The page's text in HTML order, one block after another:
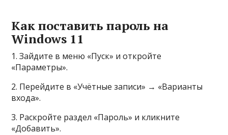
Как поставить пароль на
Windows 11
1. Зайдите в меню «Пуск» и откройте
«Параметры».
2. Перейдите в «Учётные записи» → «Варианты
входа».
3. Раскройте раздел «Пароль» и кликните
«Добавить».